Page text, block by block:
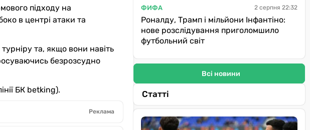
підходу на
в центрі атаки та
та, якщо вони навіть
безрозсудно
БК betking).
Реклама
ФИФА 2 серпня 22:32
Роналду, Трамп і мільйони Інфантіно:
нове розслідування приголомшило
футбольний світ
Всі новини
Статті